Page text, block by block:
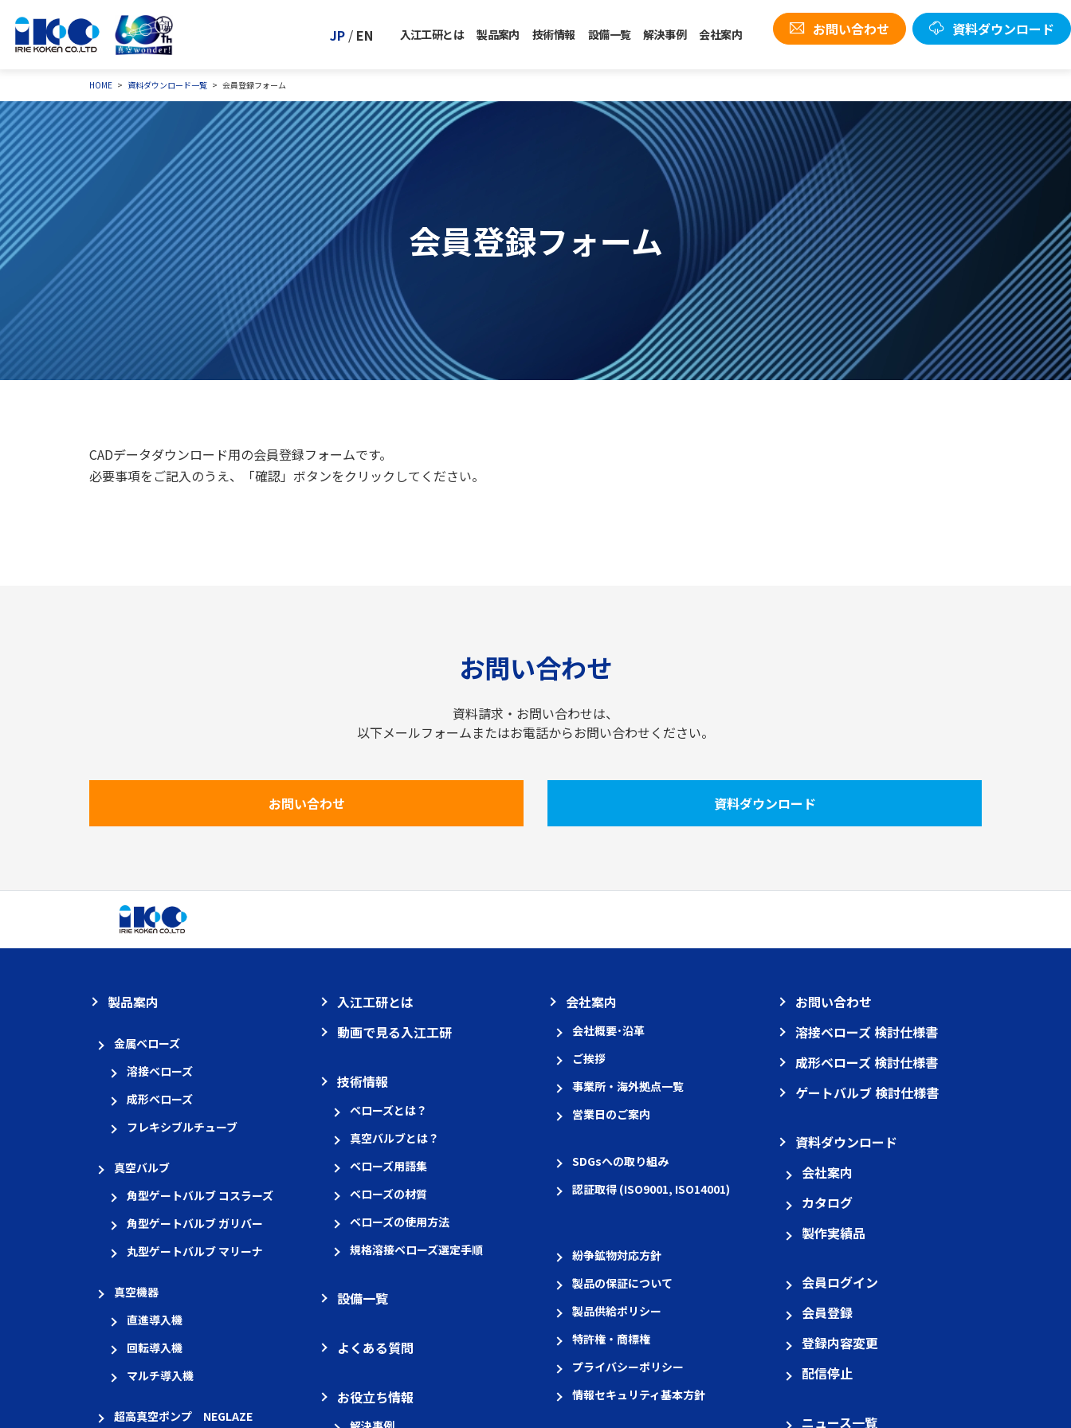
JP/ EN 入江工研とは 製品案内 技術情報 設備一覧 解決事例 会社案内 お問い合わせ 資料ダウンロード
HOME 資料ダウンロード一覧 会員登録フォーム
会員登録フォーム
CADデータダウンロード用の会員登録フォームです。
必要事項をご記入のうえ、「確認」ボタンをクリックしてください。
お問い合わせ
資料請求・お問い合わせは、
以下メールフォームまたはお電話からお問い合わせください。
お問い合わせ 資料ダウンロード
製品案内
金属ベローズ
溶接ベローズ
成形ベローズ
フレキシブルチューブ
真空バルブ
角型ゲートバルブ コスラーズ
角型ゲートバルブ ガリバー
丸型ゲートバルブ マリーナ
真空機器
直進導入機
回転導入機
マルチ導入機
超高真空ポンプ NEGLAZE
入江工研とは
動画で見る入江工研
技術情報
ベローズとは？
真空バルブとは？
ベローズ用語集
ベローズの材質
ベローズの使用方法
規格溶接ベローズ選定手順
設備一覧
よくある質問
お役立ち情報
会社案内
会社概要･沿革
ご挨拶
事業所・海外拠点一覧
営業日のご案内
SDGsへの取り組み
認証取得 (ISO9001, ISO14001)
紛争鉱物対応方針
製品の保証について
製品供給ポリシー
特許権・商標権
プライバシーポリシー
情報セキュリティ基本方針
お問い合わせ
溶接ベローズ 検討仕様書
成形ベローズ 検討仕様書
ゲートバルブ 検討仕様書
資料ダウンロード
会社案内
カタログ
製作実績品
会員ログイン
会員登録
登録内容変更
配信停止
ニュース一覧